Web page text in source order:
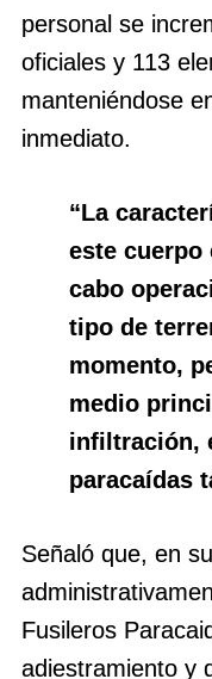
personal se
oficiales y 113
manteniéndose
inmediato.
“La
este cuerpo
cabo
tipo de
momento,
medio
infiltración,
paracaídas
Señaló que, en
Fusileros
adiestramiento y